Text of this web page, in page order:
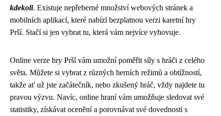
kdekoli. Existuje nepřeberné množství webových stránek a
mobilních aplikací, které nabízí bezplatnou verzi karetní hry
Prší. Stačí si jen vybrat tu, která vám nejvíce vyhovuje.
Online verze hry Prší vám umožní poměřit síly s hráči z celého
světa. Můžete si vybrat z různých herních režimů a obtížností,
takže ať už jste začátečník, nebo zkušený hráč, vždy najdete tu
pravou výzvu. Navíc, online hraní vám umožňuje sledovat své
statistiky, získávat ocenění a porovnávat své dovednosti s